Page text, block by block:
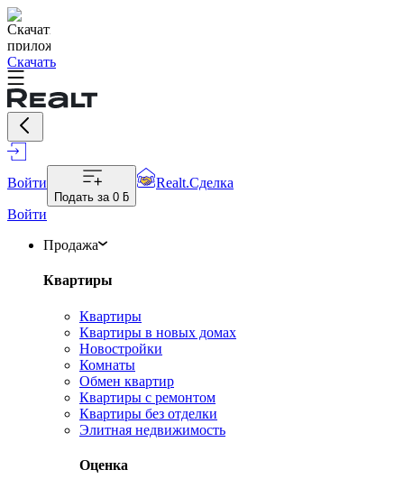
Скачать
Войти
Подать за 0 ƃ
Realt.Сделка
Войти
Продажа
Квартиры
Квартиры
Квартиры в новых домах
Новостройки
Комнаты
Обмен квартир
Квартиры с ремонтом
Квартиры без отделки
Элитная недвижимость
Оценка